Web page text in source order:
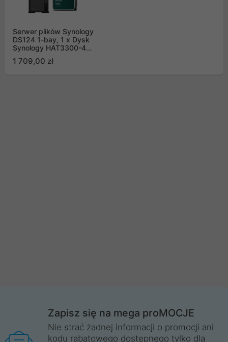
Serwer plików Synology
DS124 1-bay, 1 x Dysk
Synology HAT3300-4T
obr./min Bundle
1 709,00 zł
Zapisz się na mega proMOCJE
Nie strać żadnej informacji o promocji ani
kodu rabatowego dostępnego tylko dla